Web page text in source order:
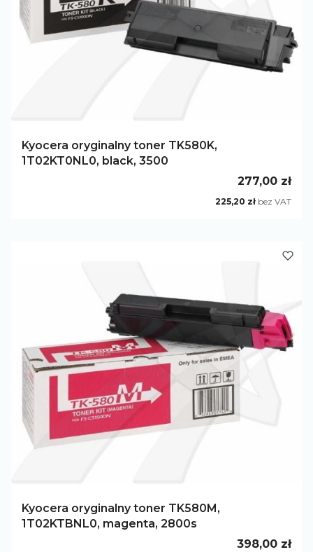
Kyocera oryginalny toner TK580K,
1T02KT0NL0, black, 3500
Cena
277,00 zł
Cena
225,20 zł bez VAT
Kyocera oryginalny toner TK580M,
1T02KTBNL0, magenta, 2800s
Cena
398,00 zł